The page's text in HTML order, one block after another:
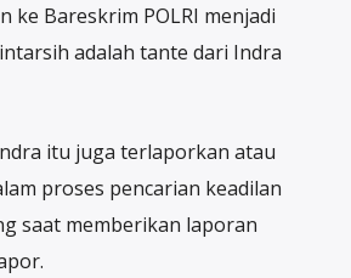
ke Bareskrim POLRI menjadi
adalah tante dari Indra
itu juga terlaporkan atau
proses pencarian keadilan
saat memberikan laporan